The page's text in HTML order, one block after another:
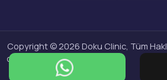
Copyright © 2026 Doku Clinic, Tüm
Crabs Media